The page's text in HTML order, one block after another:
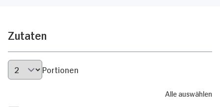
Zutaten
Portionen
Alle auswählen